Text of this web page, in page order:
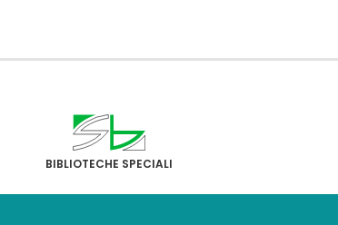
BIBLIOTECHE SPECIALI